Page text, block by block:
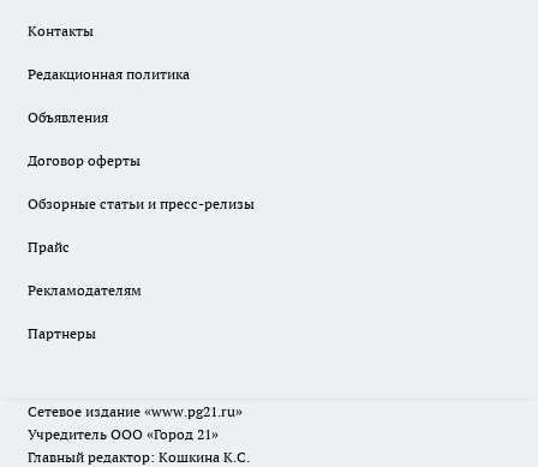
Контакты
Редакционная политика
Объявления
Договор оферты
Обзорные статьи и пресс-релизы
Прайс
Рекламодателям
Партнеры
Сетевое издание «www.pg21.ru»
Учредитель ООО «Город 21»
Главный редактор: Кошкина К.С.